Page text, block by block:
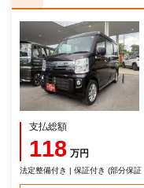
支払総額
118 万円
法定整備付き | 保証付き (部分保